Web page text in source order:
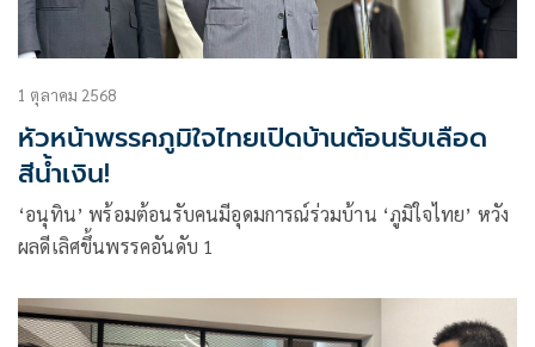
1 ตุลาคม 2568
หัวหน้าพรรคภูมิใจไทยเปิดบ้านต้อนรับเลือด
สีน้ำเงิน!
‘อนุทิน’ พร้อมต้อนรับคนมีอุดมการณ์ร่วมบ้าน ‘ภูมิใจไทย’ หวัง
ผลดีเลิศขึ้นพรรคอันดับ 1